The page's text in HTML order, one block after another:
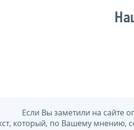
Если Вы заметили на сайте
который, по Вашему мнению,